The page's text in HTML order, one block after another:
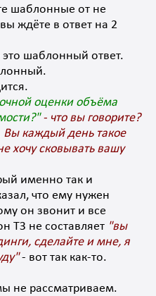
шаблонные от не
ждёте в ответ на 2
шаблонный ответ.
оценки объёма
- что вы говорите?
каждый день такое
хочу сковывать вашу
именно так и
что ему нужен
он звонит и все
ТЗ не составляет "вы
сделайте и мне, я
- вот так как-то.
не рассматриваем.